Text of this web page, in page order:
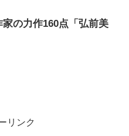
家の力作160点「弘前美
リンク